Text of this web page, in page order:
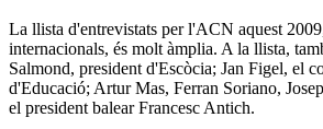
La llista d'entrevistats per l'ACN aquest
internacionals, és molt àmplia. A la llista,
Salmond, president d'Escòcia; Jan Figel, el
d'Educació; Artur Mas, Ferran Soriano,
el president balear Francesc Antich.